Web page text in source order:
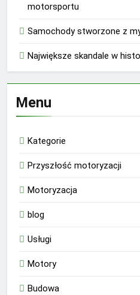
motorsportu
Samochody stworzone z
Największe skandale w
Menu
Kategorie
Przyszłość motoryzacji
Motoryzacja
blog
Usługi
Motory
Budowa